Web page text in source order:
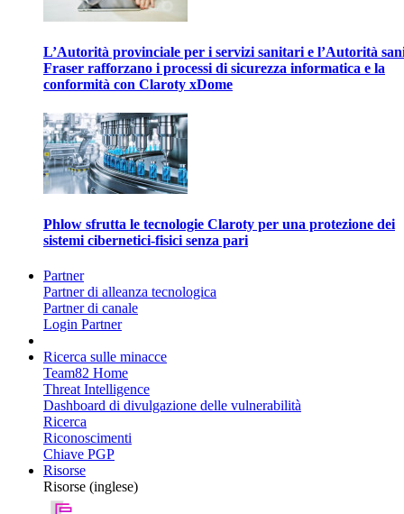
L’Autorità provinciale per i servizi sanitari e l’Autorità
Fraser rafforzano i processi di sicurezza informatica e la
conformità con Claroty xDome
Phlow sfrutta le tecnologie Claroty per una protezione dei
sistemi cibernetici-fisici senza pari
Partner
Partner di alleanza tecnologica
Partner di canale
Login Partner
Ricerca sulle minacce
Team82 Home
Threat Intelligence
Dashboard di divulgazione delle vulnerabilità
Ricerca
Riconoscimenti
Chiave PGP
Risorse
Risorse (inglese)